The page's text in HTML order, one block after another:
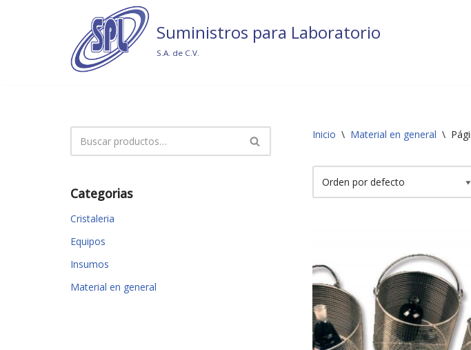
Suministros para Laboratorio
S.A. de C.V.
Categorias
Cristaleria
Equipos
Insumos
Material en general
Inicio \ Material en general \